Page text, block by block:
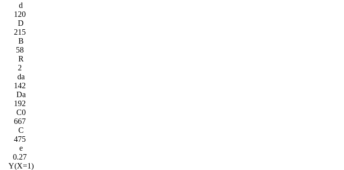
d
120
D
215
B
58
R
2
da
142
Da
192
C0
667
C
475
e
0.27
Y(X=1)